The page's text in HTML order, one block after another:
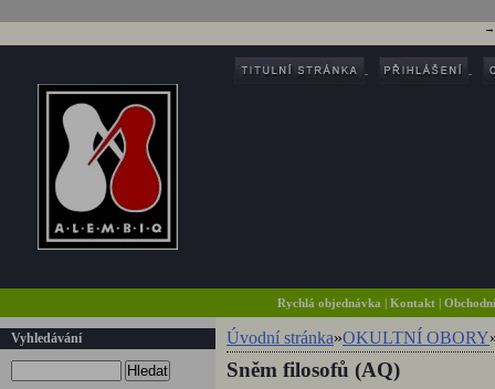
Rychlá objednávka |Kontakt |
Vyhledávání
Hledat
Úvodní stránka»OKULTNÍ OBORY
Sněm filosofů (AQ)